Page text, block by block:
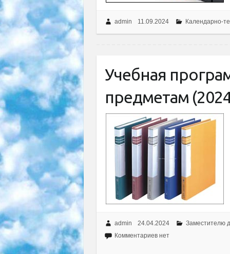
admin 11.09.2024 Календарно-
Учебная
предметам
admin 24.04.2024
Заместителю
Комментариев нет